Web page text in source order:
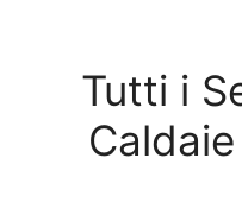
Tutti i
Caldaie